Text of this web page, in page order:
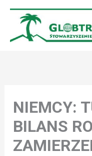
Przejdź
treści
NIEMCY:
BILANS